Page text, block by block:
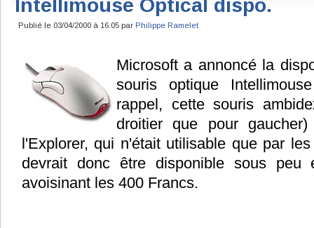
Intellimouse Optical dispo.
Publié le 03/04/2000 à 16:05 par Philippe Ramelet
Microsoft a annoncé la
souris optique
rappel, cette souris
droitier que pour
l'Explorer, qui n'était utilisable que par
devrait donc être disponible sous
avoisinant les 400 Francs.